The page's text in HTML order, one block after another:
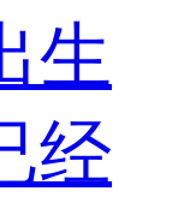
生
经